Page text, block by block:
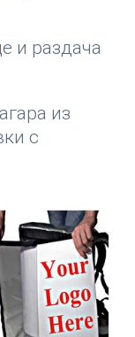
и раздача
из
с